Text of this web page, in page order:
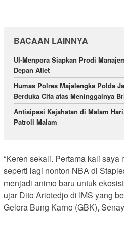
BACAAN LAINNYA
UI-Menpora Siapkan Prodi
Depan Atlet
Humas Polres Majalengka Polda
Berduka Cita atas Meninggalnya
Antisipasi Kejahatan di Malam
Patroli Malam
“Keren sekali. Pertama kali saya
seperti lagi nonton NBA di
menjadi animo baru untuk
ujar Dito Ariotedjo di IMS yang
Gelora Bung Karno (GBK),